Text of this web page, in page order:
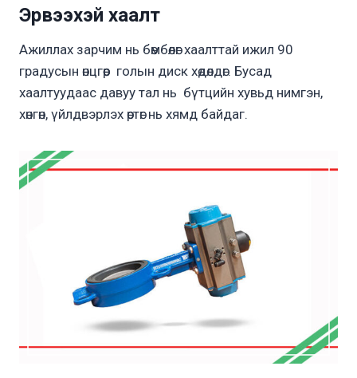
Эрвээхэй хаалт
Ажиллах зарчим нь бөмбөлөг хаалттай ижил 90
градусын өнцгөөр голын диск хөдөлдөг. Бусад
хаалтуудаас давуу тал нь бүтцийн хувьд нимгэн,
хөнгөн, үйлдвэрлэх өртөг нь хямд байдаг.